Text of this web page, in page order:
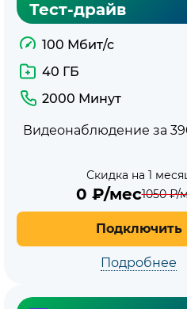
Тест-драйв
100 Мбит/с
40 ГБ
2000 Минут
Видеонаблюдение за
Скидка на 1
0 ₽/мес1050₽/
Подключить
Подробнее